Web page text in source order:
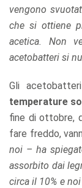
vengono
che si ottiene
acetica. Non
acetobatteri si
Gli acetobatteri
temperature
fine di ottobre,
fare freddo,
noi – ha
assorbito dai
circa il 10% e